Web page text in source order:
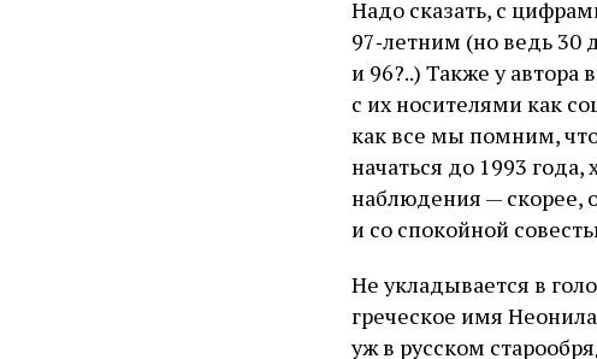
Надо сказать, с
97‑летним (но ведь 30
и 96?..) Также у
с их носителями как
как все мы помним, что
начаться до 1993 года,
наблюдения — скорее,
и со спокойной
Не укладывается в
греческое имя
уж в русском